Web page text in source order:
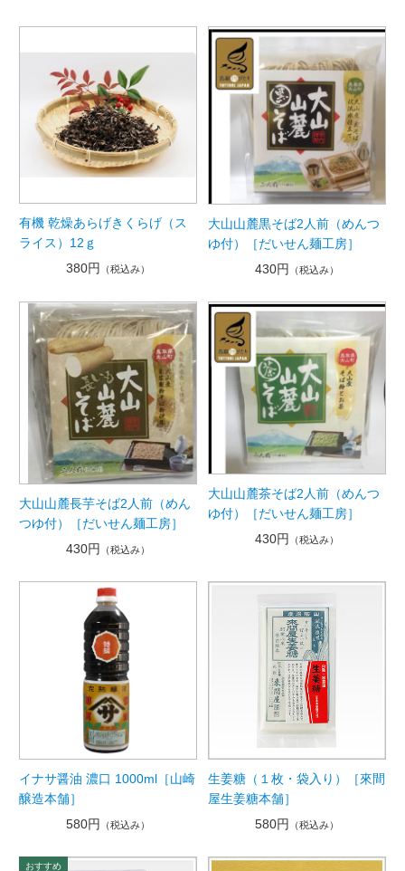
有機 乾燥あらげきくらげ（ス
ライス）12ｇ
380円
（税込み）
大山山麓黒そば2人前（めんつ
ゆ付）［だいせん麺工房］
430円
（税込み）
大山山麓長芋そば2人前（めん
つゆ付）［だいせん麺工房］
430円
（税込み）
大山山麓茶そば2人前（めんつ
ゆ付）［だいせん麺工房］
430円
（税込み）
イナサ醤油 濃口 1000ml［山崎
醸造本舗］
580円
（税込み）
生姜糖（１枚・袋入り）［來間
屋生姜糖本舗］
580円
（税込み）